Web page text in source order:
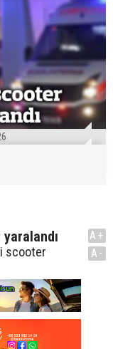
scooter
A+
A-